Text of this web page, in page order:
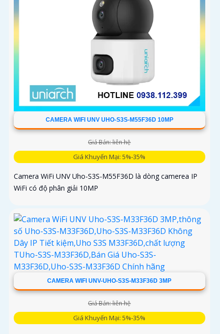
CAMERA WIFI UNV UHO-S3S-M55F36D 10MP
Giá Bán: liên hệ
Giá Khuyến Mại: 5%-35%
Camera WiFi UNV Uho-S3S-M55F36D là dòng camerea IP
WiFi có độ phân giải 10MP
CAMERA WIFI UNV-UHO-S3S-M33F36D 3MP
Giá Bán: liên hệ
Giá Khuyến Mại: 5%-35%